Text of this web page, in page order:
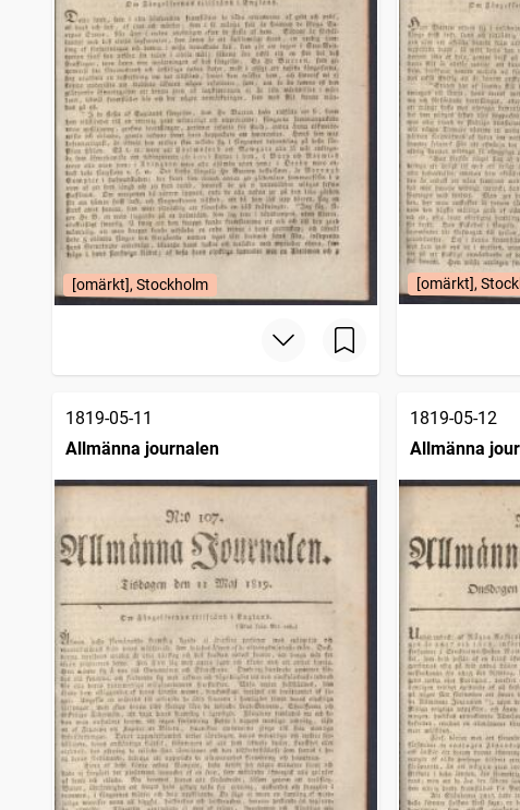
[omärkt], Stockholm [omärkt],
1819-05-11
Allmänna journalen
1819-05-12
Allmänna